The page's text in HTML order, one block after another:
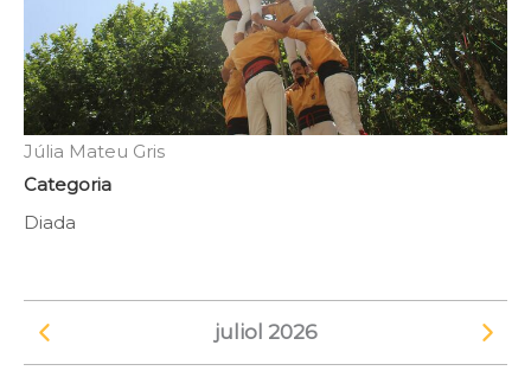
Júlia Mateu Gris
Categoria
Diada
Veure el mes anteriorjuliol 2026